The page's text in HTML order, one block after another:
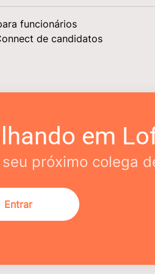
funcionários
de candidatos
em
próximo colega
Entrar